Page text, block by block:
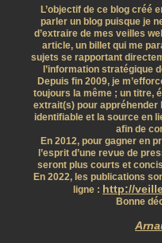
L’objectif de ce blog créé
parler un blog puisque je
d’extraire de mes veilles
article, un billet qui me
sujets se rapportant
l’information stratégique
Depuis fin 2009, je
toujours la même ; un titre,
extrait(s) pour appréhender
identifiable et la source en
afin de
En 2012, pour gagner en
l’esprit d’une revue de
seront plus courts et
En 2022, les publications
ligne : http://
Bonne